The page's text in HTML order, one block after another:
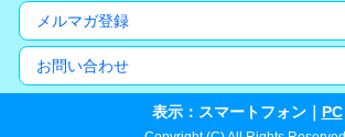
メルマガ登録
お問い合わせ
表示：スマートフォン｜ PC